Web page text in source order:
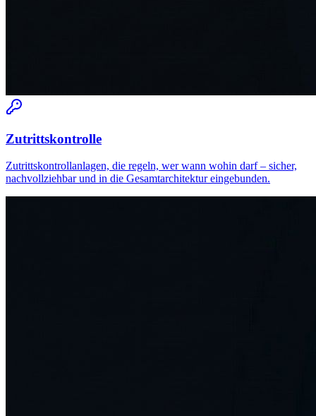
Zutrittskontrolle
Zutrittskontrollanlagen, die regeln, wer wann wohin darf – sicher,
nachvollziehbar und in die Gesamtarchitektur eingebunden.